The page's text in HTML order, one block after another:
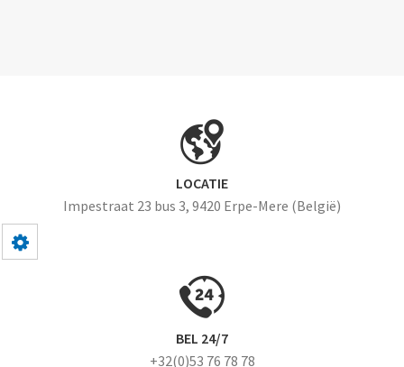
LOCATIE
Impestraat 23 bus 3, 9420 Erpe-Mere (België)
BEL 24/7
+32(0)53 76 78 78